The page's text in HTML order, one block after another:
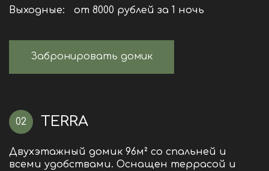
Выходные:
от 8000 рублей за 1 ночь
Забронировать домик
02 TERRA
Двухэтажный домик 96м² со спальней и
всеми удобствами. Оснащен террасой и